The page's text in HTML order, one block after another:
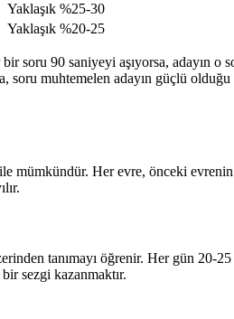
Yaklaşık %25-30
Yaklaşık %20-25
soru 90 saniyeyi aşıyorsa, adayın o
muhtemelen adayın güçlü
Her evre, önceki
tanımayı öğrenir. Her gün 20-
sezgi kazanmaktır.